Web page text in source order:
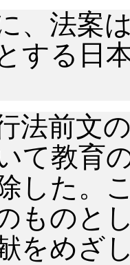
、法案
する日
法前文
て教育
した。
ものと
をめざ